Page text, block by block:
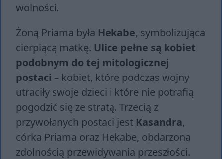
wolności.
Żoną Priama była Hekabe, symbolizująca
cierpiącą matkę. Ulice pełne są kobiet
podobnym do tej mitologicznej
postaci – kobiet, które podczas wojny
utraciły swoje dzieci i które nie potrafią
pogodzić się ze stratą. Trzecią z
przywołanych postaci jest Kasandra,
córka Priama oraz Hekabe, obdarzona
zdolnością przewidywania przeszłości.